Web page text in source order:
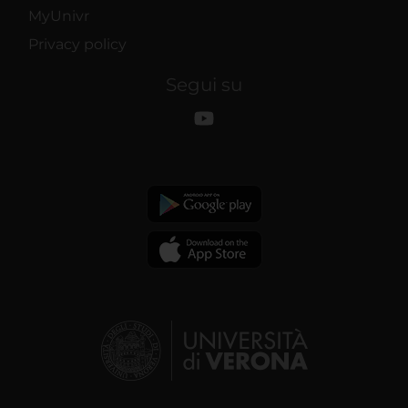
MyUnivr
Privacy policy
Segui su